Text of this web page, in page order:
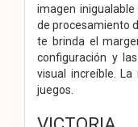
imagen
de procesamiento
te brinda el
configuración y
visual increíble.
juegos.